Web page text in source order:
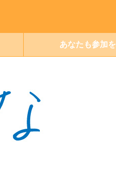
あなたも参加を